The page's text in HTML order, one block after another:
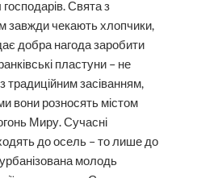
Свята з
завжди чекають хлопчики,
добра нагода заробити
пластуни – не
традиційним засіванням,
вони розносять містом
Миру. Сучасні
до осель – то лише до
молодь